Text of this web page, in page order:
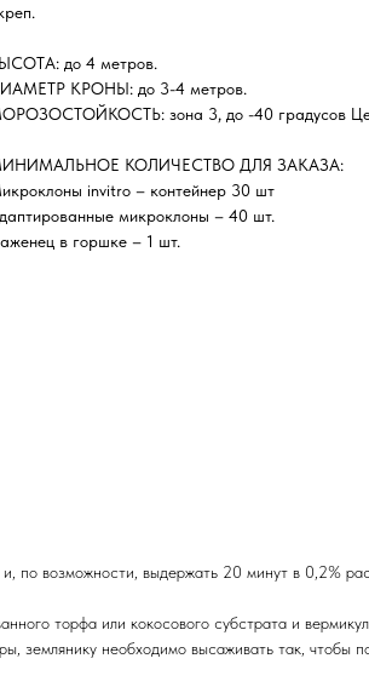
до 4 метров.
КРОНЫ: до 3-4 метров.
зона 3, до -40 градусов
КОЛИЧЕСТВО ДЛЯ ЗАКАЗА:
invitro – контейнер 30 шт
микроклоны – 40 шт.
в горшке – 1 шт.
по возможности, выдержать 20 минут в 0,2%
торфа или кокосового субстрата и
необходимо высаживать так, чтобы